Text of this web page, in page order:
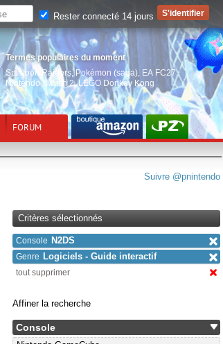
Termes populaires du moment
Splatoon Raiders, Pokémon (saga) EA FC27,
Nintendo Switch 2,LEGO Donkey Kong
FORUM
Suivre @pnintendo
Critères sélectionnés
Console N2DS
Genre Logiciels - Guide interactif
tout supprimer
Affiner la recherche
Console
Rester connecté 14 jours